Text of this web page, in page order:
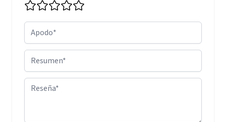
Apodo
Resumen
Reseña